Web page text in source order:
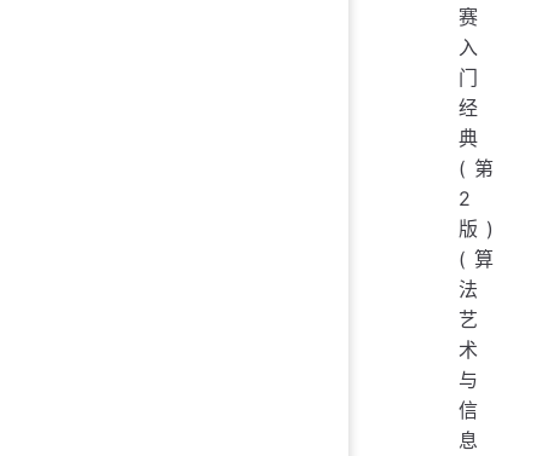
赛
入
门
经
典
(第
2
版)
(算
法
艺
术
与
信
息